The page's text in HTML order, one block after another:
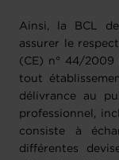
Ainsi, la BCL
assurer le
(CE) n° 44/2009
tout
délivrance au
professionnel,
consiste à
différentes